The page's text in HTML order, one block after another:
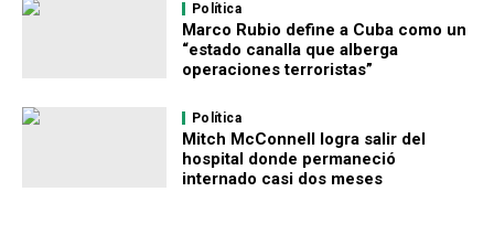
Política
Marco Rubio define a Cuba como un
“estado canalla que alberga
operaciones terroristas”
Política
Mitch McConnell logra salir del
hospital donde permaneció
internado casi dos meses